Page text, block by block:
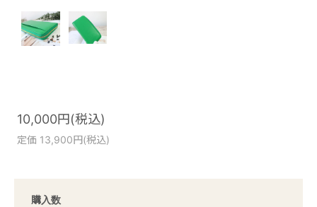
10,000円(税込)
定価 13,900円(税込)
購入数